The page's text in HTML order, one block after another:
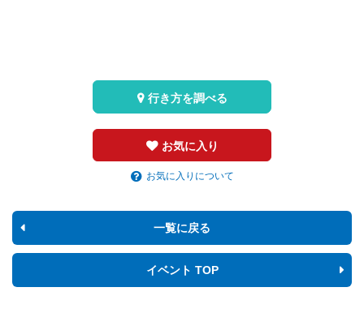
お気に入り
お気に入りについて
行き方を調べる
一覧に戻る
イベント TOP